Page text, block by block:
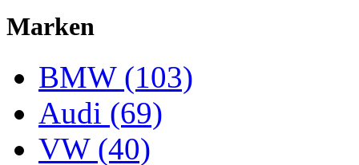
Marken
BMW (103)
Audi (69)
VW (40)